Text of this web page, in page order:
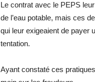
Le contrat avec le PEPS
de l’eau potable, mais ces
qui leur exigeaient de payer
tentation.
Ayant constaté ces